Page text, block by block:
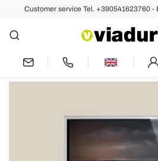
Customer service Tel. +390541623760 -
Back
Living Room TV Stand
Wood Made in